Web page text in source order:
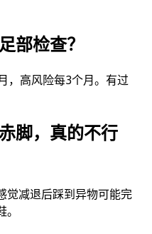
部检查？
，高风险每3个月。有过
脚，真的不行
觉减退后踩到异物可能完